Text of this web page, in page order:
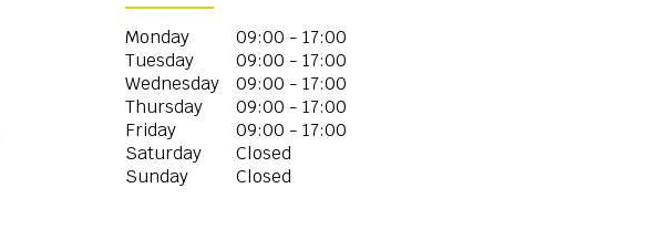
Monday
09:00 - 17:00
Tuesday
09:00 - 17:00
Wednesday
09:00 - 17:00
Thursday
09:00 - 17:00
Friday
09:00 - 17:00
Saturday
Closed
Sunday
Closed